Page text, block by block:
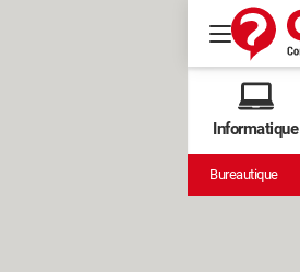
Informatique
Bureautique